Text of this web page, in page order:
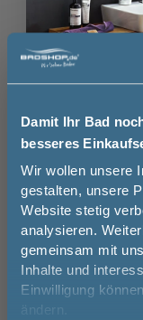
Damit Ihr Bad
besseres
Wir wollen unsere
gestalten, unsere
Website stetig
analysieren.
gemeinsam mit
Inhalte und
Einwilligung
ändern.
Kaschmir matt
ohne
Bewegungssensor
Brauchen
Basispreis
keine Optionen
Gesamtpreis
Jetzt
Melde
50€*
Vorname